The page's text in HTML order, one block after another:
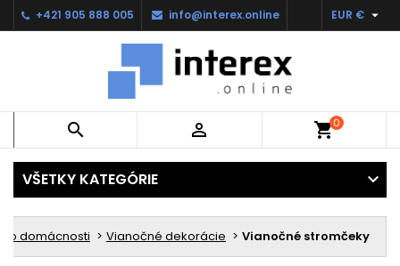
+421 905 888 005 info@interex.online EUR € 
  shopping_cart0
VŠETKY KATEGÓRIE
domácnosti Vianočné dekorácie Vianočné stromčeky